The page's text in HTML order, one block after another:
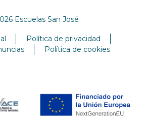
Escuelas San José
Política de privacidad
Política de cookies